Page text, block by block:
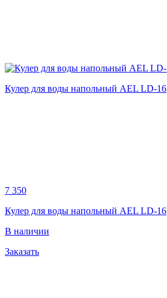
Кулер для воды напольный AEL LD-16
7 350
Кулер для воды напольный AEL LD-16
В наличии
Заказать